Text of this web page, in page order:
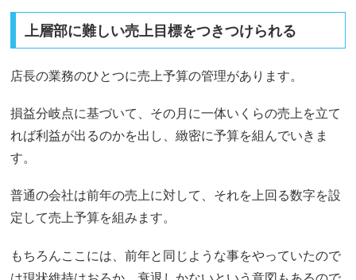
上層部に難しい売上目標をつきつけられる
店長の業務のひとつに売上予算の管理があります。
損益分岐点に基づいて、その月に一体いくらの売上を立て
れば利益が出るのかを出し、緻密に予算を組んでいきま
す。
普通の会社は前年の売上に対して、それを上回る数字を設
定して売上予算を組みます。
もちろんここには、前年と同じような事をやっていたので